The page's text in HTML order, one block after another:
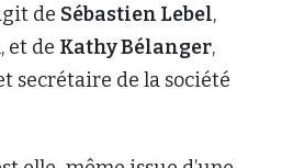
de Sébastien Lebel,
et de Kathy Bélanger,
secrétaire de la société